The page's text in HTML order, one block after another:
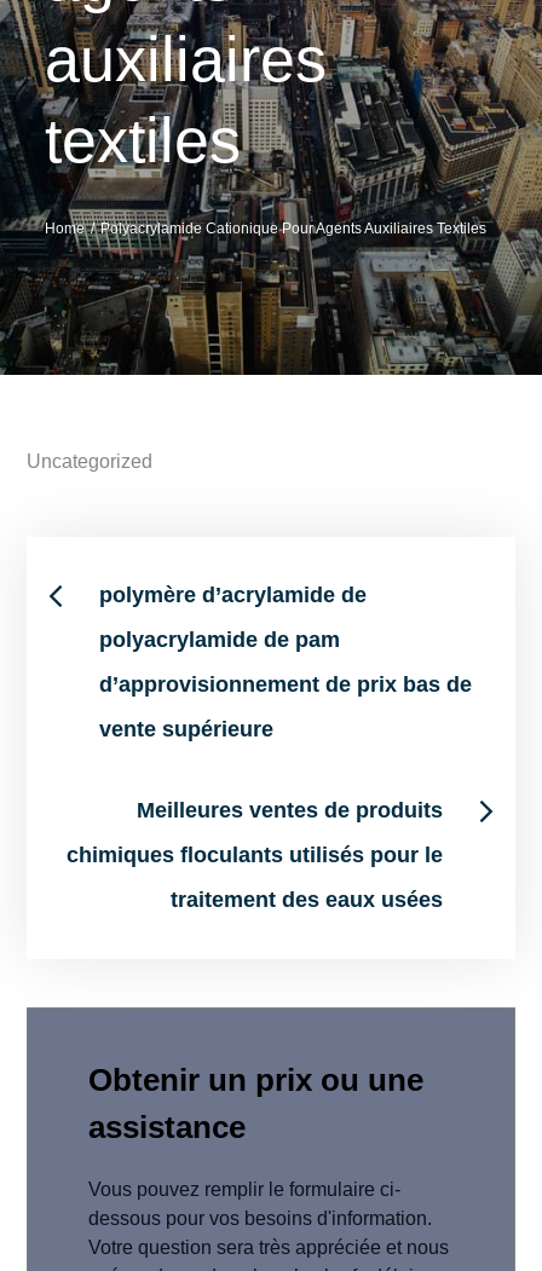
auxiliaires
textiles
Home Polyacrylamide Cationique Pour Agents Auxiliaires Textiles
Uncategorized
Post
navigation
polymère d’acrylamide de
polyacrylamide de pam
d’approvisionnement de prix bas de
vente supérieure
Meilleures ventes de produits
chimiques floculants utilisés pour le
traitement des eaux usées
Obtenir un prix ou une
assistance
Vous pouvez remplir le formulaire ci-
dessous pour vos besoins d'information.
Votre question sera très appréciée et nous